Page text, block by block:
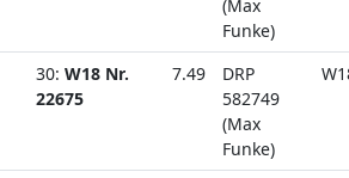
(Max
Funke)
30: W18 Nr.
22675
7.49
DRP
582749
(Max
Funke)